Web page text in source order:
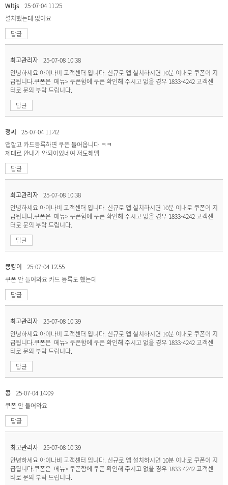
Wltjs
25-07-04 11:25
설치했는데 없어요
답글
최고관리자 25-07-08 10:38
안녕하세요 아이나비 고객센터 입니다. 신규로 앱 설치하시면 10분 이내로 쿠폰이 지
급됩니다.쿠폰은 메뉴> 쿠폰함에 쿠폰 확인해 주시고 없을 경우 1833-4242 고객센
터로 문의 부탁 드립니다.
답글
정씨
25-07-04 11:42
앱깔고 카드등록하면 쿠폰 들어옵니다 ㅋㅋ
제대로 안내가 안되어있네여 저도해맴
답글
최고관리자 25-07-08 10:38
안녕하세요 아이나비 고객센터 입니다. 신규로 앱 설치하시면 10분 이내로 쿠폰이 지
급됩니다.쿠폰은 메뉴> 쿠폰함에 쿠폰 확인해 주시고 없을 경우 1833-4242 고객센
터로 문의 부탁 드립니다.
답글
쿙컁이
25-07-04 12:55
쿠폰 안 들어와요 카드 등록도 했는데
답글
최고관리자 25-07-08 10:39
안녕하세요 아이나비 고객센터 입니다. 신규로 앱 설치하시면 10분 이내로 쿠폰이 지
급됩니다.쿠폰은 메뉴> 쿠폰함에 쿠폰 확인해 주시고 없을 경우 1833-4242 고객센
터로 문의 부탁 드립니다.
답글
콩 25-07-04 14:09
쿠폰 안 들어와요
답글
최고관리자 25-07-08 10:39
안녕하세요 아이나비 고객센터 입니다. 신규로 앱 설치하시면 10분 이내로 쿠폰이 지
급됩니다.쿠폰은 메뉴> 쿠폰함에 쿠폰 확인해 주시고 없을 경우 1833-4242 고객센
터로 문의 부탁 드립니다.